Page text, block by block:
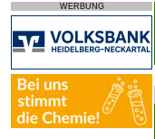
WERBUNG